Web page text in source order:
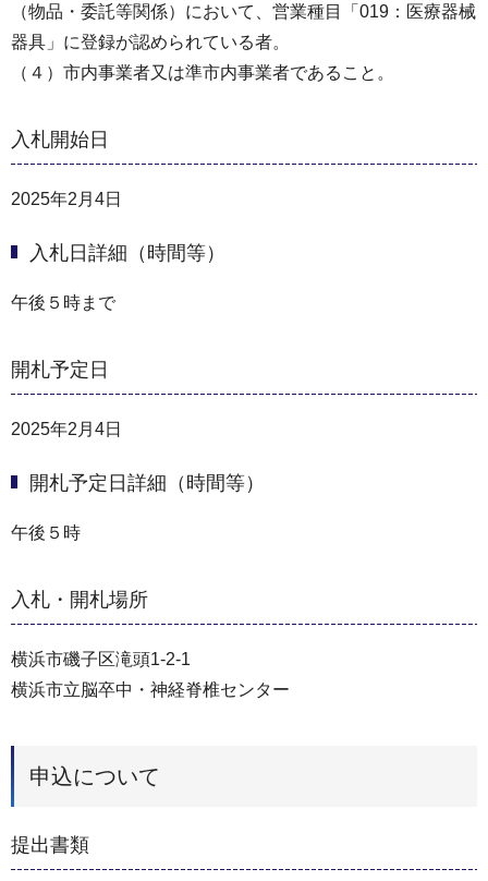
（物品・委託等関係）において、営業種目「019：医療器械
器具」に登録が認められている者。
（４）市内事業者又は準市内事業者であること。
入札開始日
2025年2月4日
入札日詳細（時間等）
午後５時まで
開札予定日
2025年2月4日
開札予定日詳細（時間等）
午後５時
入札・開札場所
横浜市磯子区滝頭1-2-1
横浜市立脳卒中・神経脊椎センター
申込について
提出書類